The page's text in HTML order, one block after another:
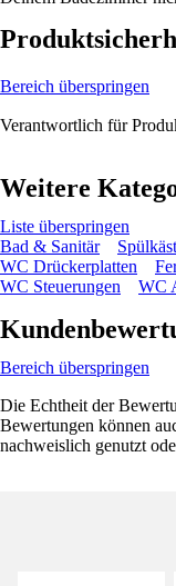
Bereich überspringen
Verantwortlich für
Weitere
Liste überspringen
Bad & Sanitär
WC Drückerplatten
WC Steuerungen
WC
Bereich überspringen
Die Echtheit der
Bewertungen können
nachweislich genutzt